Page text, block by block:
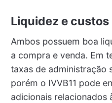
Liquidez e custos
Ambos possuem boa
a compra e venda. Em
taxas de administração
porém o IVVB11 pode
adicionais relacionados